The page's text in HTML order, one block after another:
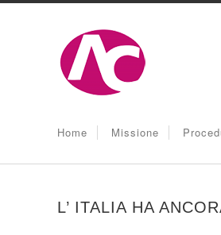
Home Missione
L’ ITALIA HA